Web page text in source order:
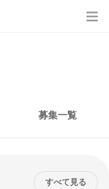
募集一覧
すべて見る